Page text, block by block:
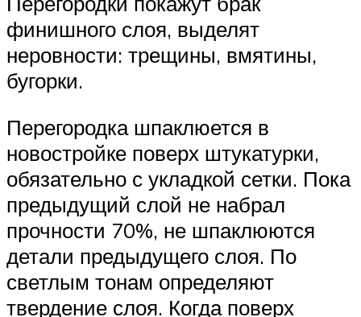
финишного слоя, выделят
неровности: трещины, вмятины,
бугорки.
Перегородка шпаклюется в
новостройке поверх штукатурки,
обязательно с укладкой сетки. Пока
предыдущий слой не набрал
прочности 70%, не шпаклюются
детали предыдущего слоя. По
светлым тонам определяют
твердение слоя. Когда поверх